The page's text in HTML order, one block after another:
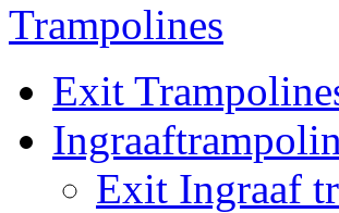
Trampolines
Exit
Exit Ingraaf